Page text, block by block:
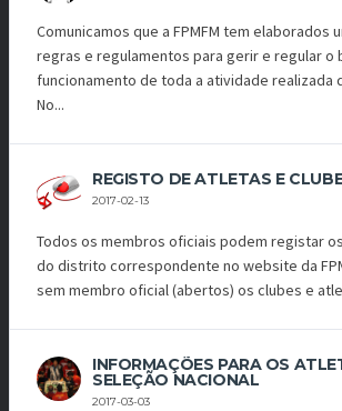
Comunicamos que a FPMFM tem elaborados
regras e regulamentos para gerir e regular o
funcionamento de toda a atividade realizada
No...
REGISTO DE ATLETAS E
2017-02-13
Todos os membros oficiais podem registar
do distrito correspondente no website da
sem membro oficial (abertos) os clubes e
INFORMAÇÕES PARA OS
SELEÇÃO NACIONAL
2017-03-03